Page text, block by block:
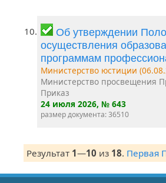
10.
Об утверждении
осуществления
программам
Министерство юстиции
Министерство просвещения
Приказ
24 июля 2026, № 643
размер документа: 36510
Результат 1—10 из 18. Первая